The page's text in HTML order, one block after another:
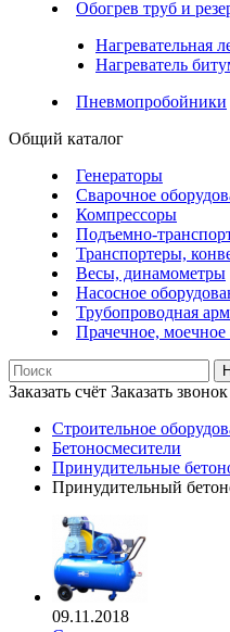
Обогрев труб и
Нагревательная
Нагреватель
Пневмопробойники
Общий каталог
Генераторы
Сварочное
Компрессоры
Подъемно-
Транспортеры,
Весы, динамометры
Насосное
Трубопроводная
Прачечное,
Заказать счёт Заказать звонок
Строительное
Бетоносмесители
Принудительные
Принудительный
09.11.2018